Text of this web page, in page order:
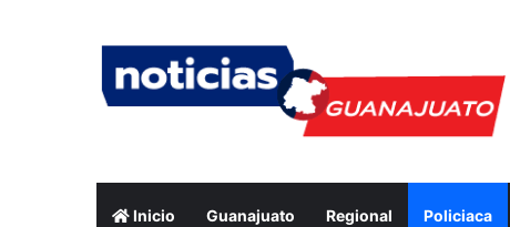
Inicio Guanajuato Regional Policiaca